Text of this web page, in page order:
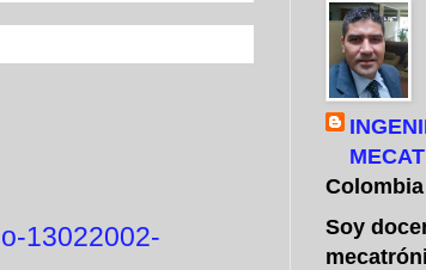
13022002-
Colombia
Soy